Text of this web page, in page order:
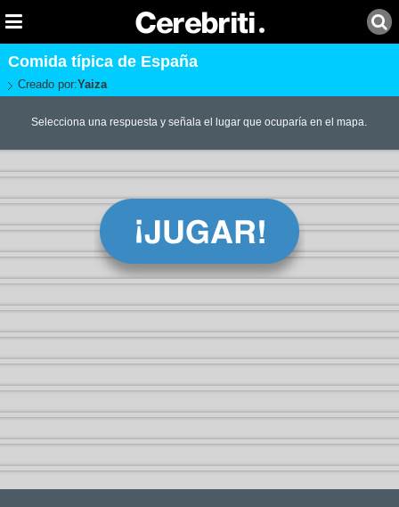
Comida típica de España
Creado por:Yaiza
Selecciona una respuesta y señala el lugar que ocuparía en el mapa.